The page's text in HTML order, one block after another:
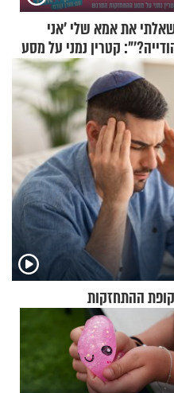
את אמא שלי 'אני
קטרין נמני על מסע
המרגש
ההתחזקות